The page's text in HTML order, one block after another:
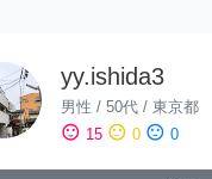
yy.ishida3
男性 / 50代 / 東京都
sentiment_satisfied 15 sentiment_neutral 0 sentiment_dissatisfied 0